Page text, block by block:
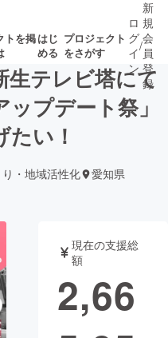
トを掲はじ
める
プロジェクト
をさがす
募集終了が近いプ
ト
書籍・雑誌
ロ
グ
イ
ン
/
新
規
会
員
登
録
生テレビ塔にて
プデート祭」
たい！
・地域活性化 愛知県
現在の支援総
額
2,66